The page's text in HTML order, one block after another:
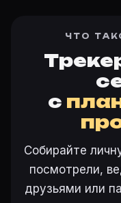
ЧТО
с
Собирайте
посмотрели,
друзьями или